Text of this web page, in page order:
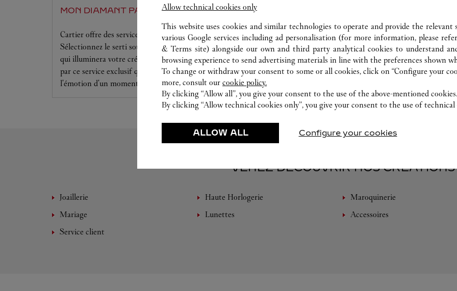
MON DIAMANT PAR CARTIER
Cartier offre des services à la mesure de vos rêves.
Sélectionnez le serti souhaité ainsi que le diamant
qui illuminera votre création. Laissez-vous séduire
par ce service exclusif qui vous procurera
l'émotion d'un moment unique.
Nos experts Cartier sont à votre disposition dans
cette boutique pour effectuer un diagnostic sur
vos créations et procéder lorsque possible à un
service immédiat.
VENEZ DÉCOUVRIR NOS CRÉATIONS
Joaillerie Haute Horlogerie Maroquinerie
Mariage
Lunettes Accessoires
Service client
Allow technical cookies only
This website uses cookies and similar technologies to operate and provide the relevant
various Google services including ad personalisation (for more information, please
& Terms site) alongside our own and third party analytical cookies to understand
browsing experience to send advertising materials in line with the preferences shown
To change or withdraw your consent to some or all cookies, click on “Configure your
more, consult our cookie policy.
By clicking “Allow all”, you give your consent to the use of the above-mentioned cookies.
By clicking “Allow technical cookies only”, you give your consent to the use of technical
ALLOW ALL Configure your cookies